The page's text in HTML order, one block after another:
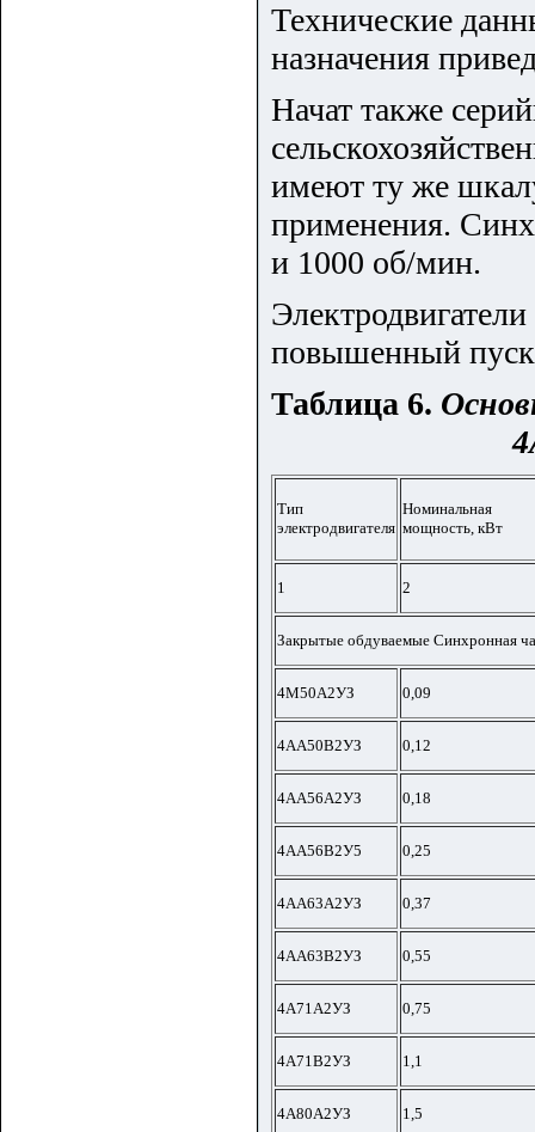
Технические
назначения
Начат также
имеют ту же
применения.
и 1000 об/мин.
повышенный
Таблица 6.
Тип
электродвигателя
Номинальная
мощность, кВт
1 2
Закрытые обдуваемые Синхронная
4М50А2УЗ 0,09
4АА50В2УЗ 0,12
4АА56А2УЗ 0,18
4АА56В2У5 0,25
4АА63А2УЗ 0,37
4АА63В2УЗ 0,55
4А71А2УЗ 0,75
4А71В2УЗ 1,1
4А80А2УЗ 1,5